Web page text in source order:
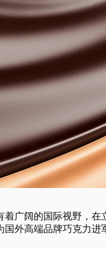
广阔的国际视野，在
外高端品牌巧克力